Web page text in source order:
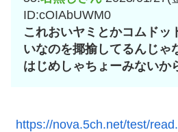
ID:cOIAbUWM0
これおいヤミとかコムドッ
いなのを揶揄してるんじゃ
はじめしゃちょーみないか
https://nova.5ch.net/test/